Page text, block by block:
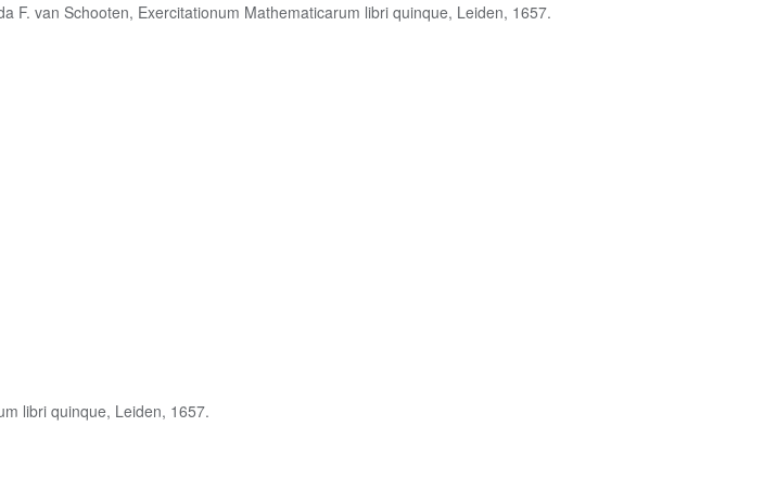
Schooten, Exercitationum Mathematicarum libri quinque, Leiden, 1657.
libri quinque, Leiden, 1657.